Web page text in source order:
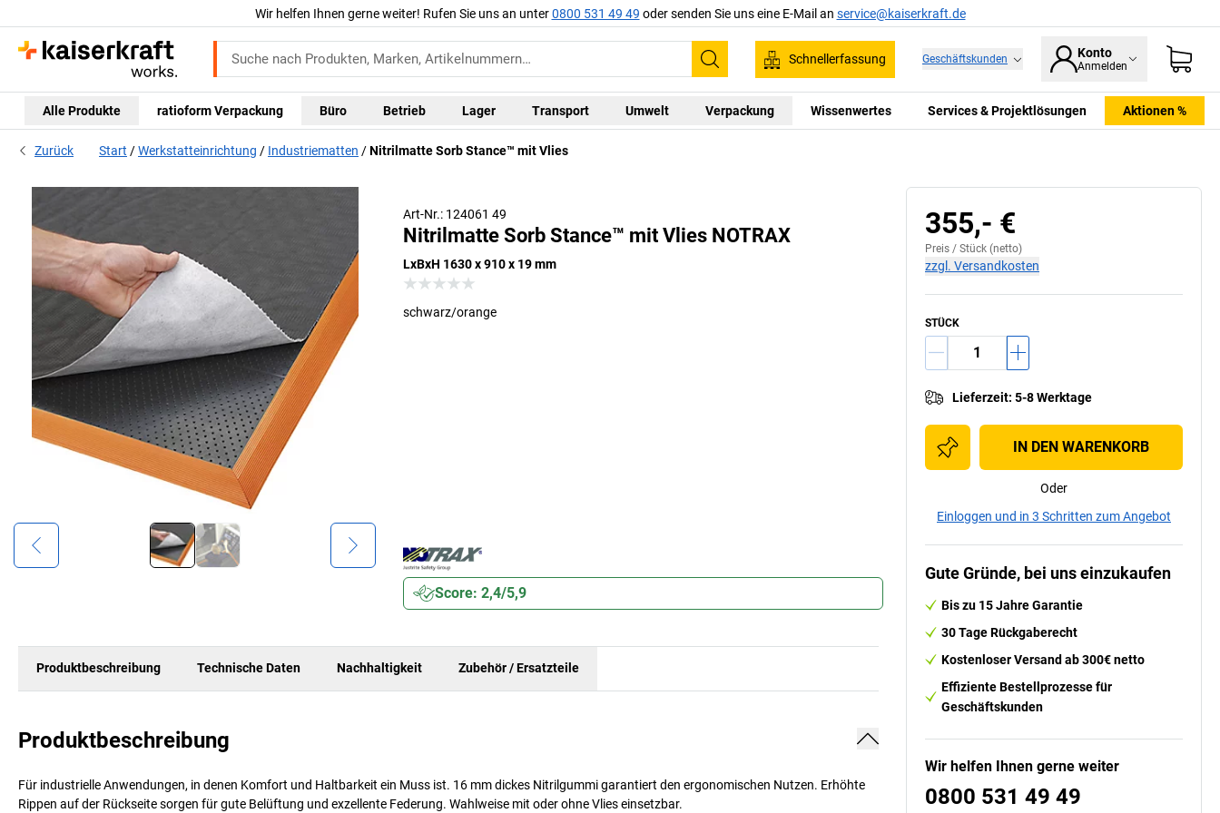
Wir helfen Ihnen gerne weiter! Rufen Sie uns an unter0800 531 49 49 oder senden Sie uns eine E-Mail an service@kaiserkraft.de
Suchen
Schnellerfassung Geschäftskunden Konto
Anmelden
Alle Produkte ratioform Verpackung Büro Betrieb Lager Transport Umwelt Verpackung Wissenwertes Services & Projektlösungen Aktionen %
Zurück Start Werkstatteinrichtung Industriematten Nitrilmatte Sorb Stance™ mit Vlies
Art-Nr.: 124061 49
Nitrilmatte Sorb Stance™ mit Vlies NOTRAX
LxBxH 1630 x 910 x 19 mm
schwarz/orange
Score: 2,4/5,9
Produktbeschreibung Technische Daten Nachhaltigkeit Zubehör / Ersatzteile
Produktbeschreibung
Für industrielle Anwendungen, in denen Komfort und Haltbarkeit ein Muss ist. 16 mm dickes Nitrilgummi garantiert den ergonomischen Nutzen. Erhöhte
Rippen auf der Rückseite sorgen für gute Belüftung und exzellente Federung. Wahlweise mit oder ohne Vlies einsetzbar.
355,- €
Preis / Stück (netto)
zzgl. Versandkosten
STÜCK
Lieferzeit: 5-8 Werktage
IN DEN WARENKORB
Oder
Einloggen und in 3 Schritten zum Angebot
Gute Gründe, bei uns einzukaufen
Bis zu 15 Jahre Garantie
30 Tage Rückgaberecht
Kostenloser Versand ab 300€ netto
Effiziente Bestellprozesse für
Geschäftskunden
Wir helfen Ihnen gerne weiter
0800 531 49 49